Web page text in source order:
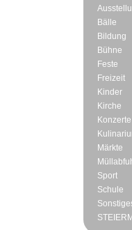
Bälle
Bildung
Bühne
Feste
Freizeit
Kinder
Kirche
Konzerte
Märkte
Sport
Schule